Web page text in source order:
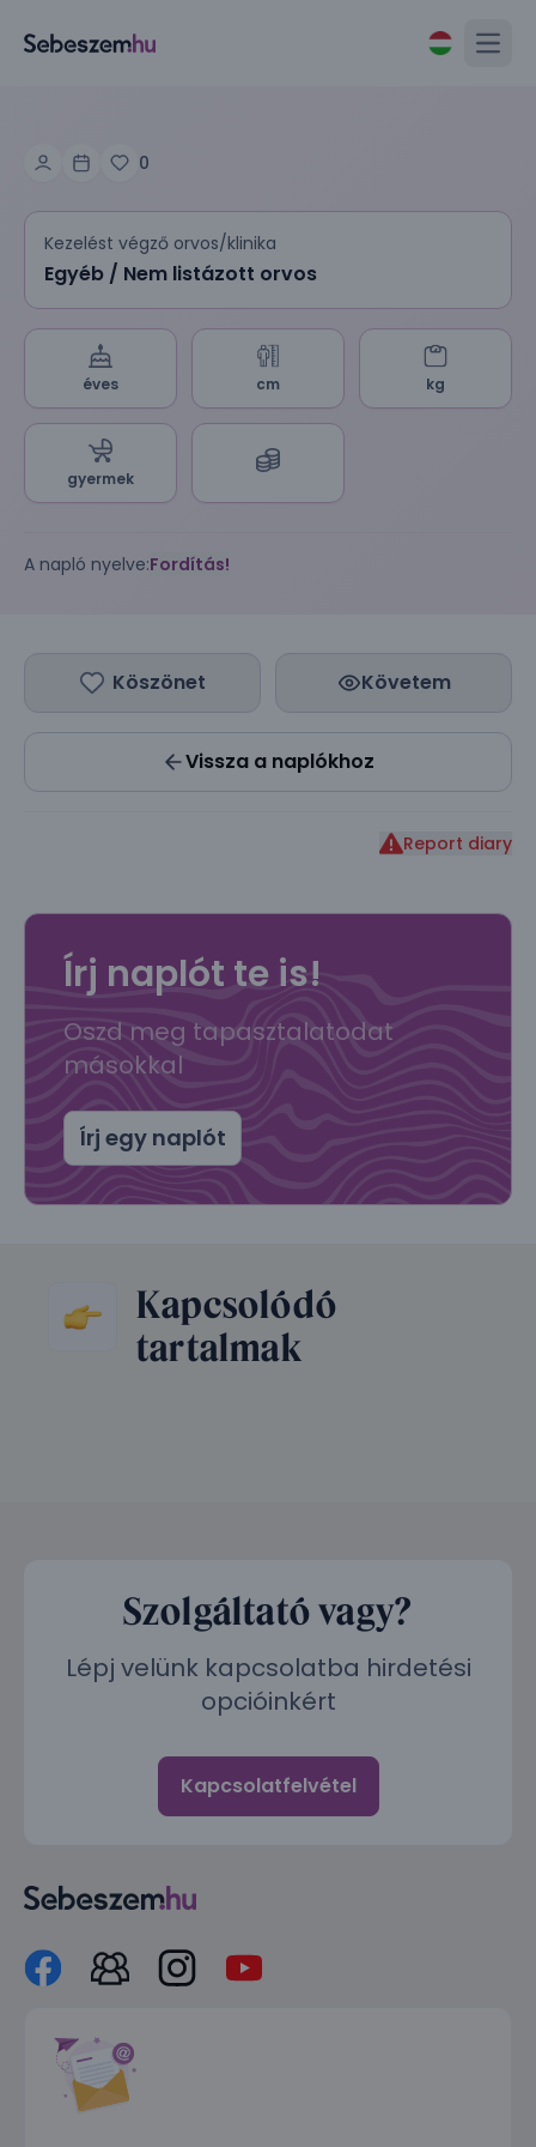
0
Kezelést végző orvos/klinika
Egyéb / Nem listázott orvos
éves cm kg
gyermek
A napló nyelve:Fordítás!
Köszönet Követem
Vissza a naplókhoz
Report diary
Írj naplót te is!
Oszd meg tapasztalatodat
másokkal
Írj egy naplót
Kapcsolódó
tartalmak
Szolgáltató vagy?
Lépj velünk kapcsolatba hirdetési
opcióinkért
Kapcsolatfelvétel